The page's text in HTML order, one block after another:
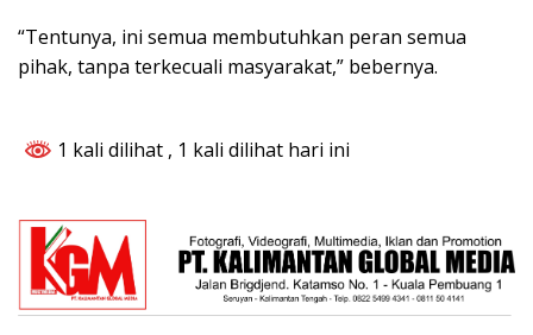
“Tentunya, ini semua membutuhkan peran semua
pihak, tanpa terkecuali masyarakat,” bebernya.
1 kali dilihat , 1 kali dilihat hari ini